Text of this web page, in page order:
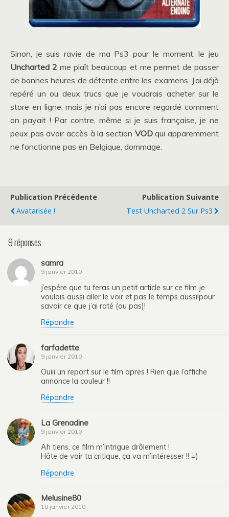
Sinon, je suis ravie de ma Ps3 pour le moment, le jeu
Uncharted 2 me plaît beaucoup et me permet de passer
de bonnes heures de détente entre les examens. J’ai déjà
repéré un ou deux trucs que je voudrais acheter sur le
store en ligne, mais je n’ai pas encore regardé comment
on payait ! Par contre, même si je suis française, je ne
peux pas avoir accès à la section VODqui apparemment
ne fonctionne pas en Belgique, dommage.
Publication Précédente
Avatarisée !
Publication Suivante
Test Uncharted 2 Sur Ps3
9 réponses
samra
9 janvier 2010
j’espére que tu feras un petit article sur ce film je
voulais aussi aller le voir et pas le temps aussi!pour
savoir ce que j’ai raté (ou pas)!
Répondre
farfadette
9 janvier 2010
Ouiii un report sur le film apres ! Rien que l’affiche
annonce la couleur !!
Répondre
La Grenadine
9 janvier 2010
Ah tiens, ce film m’intrigue drôlement !
Hâte de voir ta critique, ça va m’intéresser !! =)
Répondre
Melusine80
10 janvier 2010